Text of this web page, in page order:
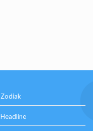
Zodiak
Headline